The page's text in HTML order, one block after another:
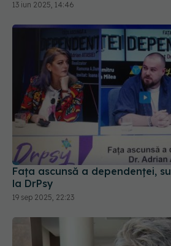
Fața ascunsă a dependenței,
la DrPsy
19 sep 2025, 22:23